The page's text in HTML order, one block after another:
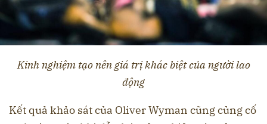
Kinh nghiệm tạo nên giá trị khác biệt của người lao
động
Kết quả khảo sát của Oliver Wyman cũng củng cố